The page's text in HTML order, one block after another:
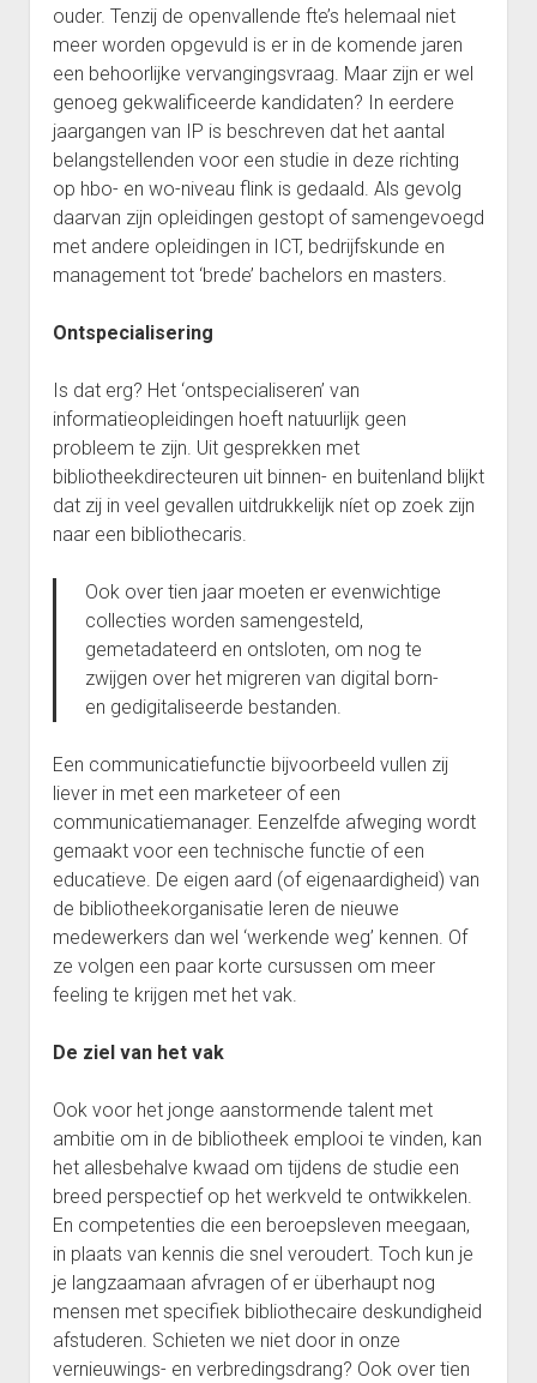
ouder. Tenzij de openvallende fte’s helemaal niet
meer worden opgevuld is er in de komende jaren
een behoorlijke vervangingsvraag. Maar zijn er wel
genoeg gekwalificeerde kandidaten? In eerdere
jaargangen van IP is beschreven dat het aantal
belangstellenden voor een studie in deze richting
op hbo- en wo-niveau flink is gedaald. Als gevolg
daarvan zijn opleidingen gestopt of samengevoegd
met andere opleidingen in ICT, bedrijfskunde en
management tot ‘brede’ bachelors en masters.
Ontspecialisering
Is dat erg? Het ‘ontspecialiseren’ van
informatieopleidingen hoeft natuurlijk geen
probleem te zijn. Uit gesprekken met
bibliotheekdirecteuren uit binnen- en buitenland blijkt
dat zij in veel gevallen uitdrukkelijk níet op zoek zijn
naar een bibliothecaris.
Ook over tien jaar moeten er evenwichtige
collecties worden samengesteld,
gemetadateerd en ontsloten, om nog te
zwijgen over het migreren van digital born-
en gedigitaliseerde bestanden.
Een communicatiefunctie bijvoorbeeld vullen zij
liever in met een marketeer of een
communicatiemanager. Eenzelfde afweging wordt
gemaakt voor een technische functie of een
educatieve. De eigen aard (of eigenaardigheid) van
de bibliotheekorganisatie leren de nieuwe
medewerkers dan wel ‘werkende weg’ kennen. Of
ze volgen een paar korte cursussen om meer
feeling te krijgen met het vak.
De ziel van het vak
Ook voor het jonge aanstormende talent met
ambitie om in de bibliotheek emplooi te vinden, kan
het allesbehalve kwaad om tijdens de studie een
breed perspectief op het werkveld te ontwikkelen.
En competenties die een beroepsleven meegaan,
in plaats van kennis die snel veroudert. Toch kun je
je langzaamaan afvragen of er überhaupt nog
mensen met specifiek bibliothecaire deskundigheid
afstuderen. Schieten we niet door in onze
vernieuwings- en verbredingsdrang? Ook over tien